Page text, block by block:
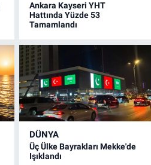
Ankara Kayseri YHT
Hattında Yüzde 53
Tamamlandı
DÜNYA
Üç Ülke Bayrakları Mekke'de
Işıklandı